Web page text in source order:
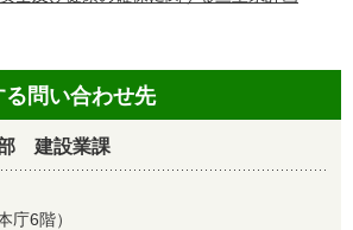
問い合わせ先
建設業課
庁6階）